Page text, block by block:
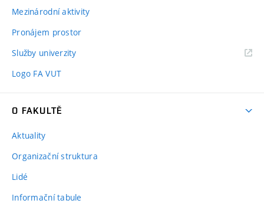
Mezinárodní aktivity
Pronájem prostor
Služby univerzity
Logo FA VUT
O FAKULTĚ
Aktuality
Organizační struktura
Lidé
Informační tabule